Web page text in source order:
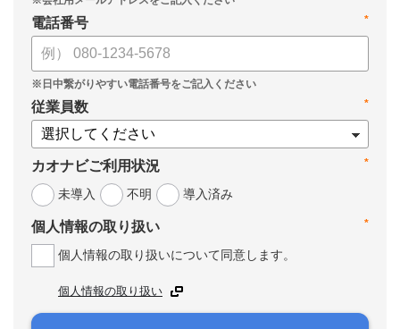
*
電話番号
*
従業員数
*
カオナビご利用状況
未導入
不明 導入済み
*
個人情報の取り扱い
個人情報の取り扱いについて同意します。
個人情報の取り扱い